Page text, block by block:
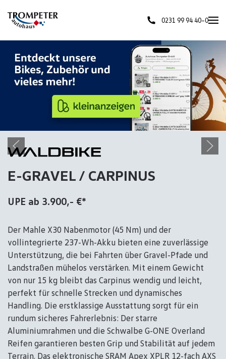
Skip to main content 0231 99 94 40–0
E-GRAVEL / CARPINUS
UPE ab 3.900,- €*
Der Mahle X30 Nabenmotor (45 Nm) und der
vollintegrierte 237-Wh-Akku bieten eine zuverlässige
Unterstützung, die bei Fahrten über Gravel-Pfade und
Landstraßen mühelos verstärken. Mit einem Gewicht
von nur 15 kg bleibt das Carpinus wendig und leicht,
perfekt für schnelle Strecken und dynamisches
Handling. Die erstklassige Ausstattung sorgt für ein
rundum sicheres Fahrerlebnis: Der starre
Aluminiumrahmen und die Schwalbe G-ONE Overland
Reifen garantieren besten Grip und Stabilität auf jedem
Terrain. Das elektronische SRAM Apex XPLR 12-fach AXS